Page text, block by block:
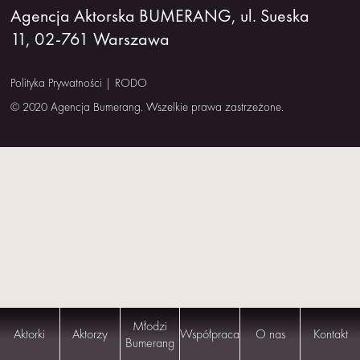
NAS
Aktorki Aktorzy
Młodzi
Bumerang Współpraca O nas Kontakt
Agencja Aktorska BUMERANG, ul. Sueska
11, 02-761 Warszawa
Polityka Prywatności | RODO
© 2020 Agencja Bumerang. Wszelkie prawa zastrzeżone.